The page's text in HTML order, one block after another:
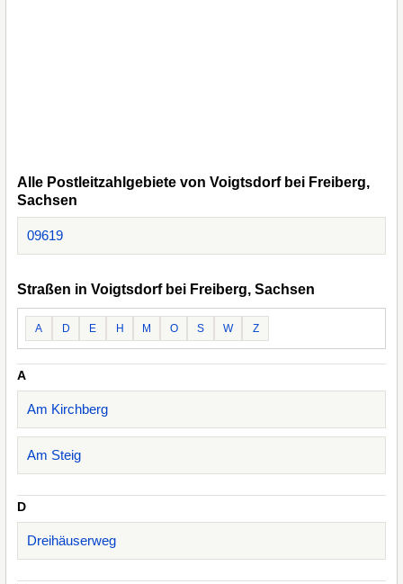
Alle Postleitzahlgebiete von Voigtsdorf bei Freiberg,
Sachsen
09619
Straßen in Voigtsdorf bei Freiberg, Sachsen
A D E H M O S W Z
A
Am Kirchberg
Am Steig
D
Dreihäuserweg